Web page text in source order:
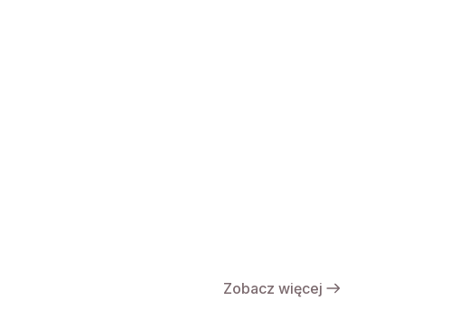
Zobacz więcej